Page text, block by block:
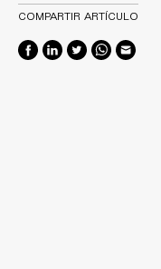
COMPARTIR ARTÍCULO